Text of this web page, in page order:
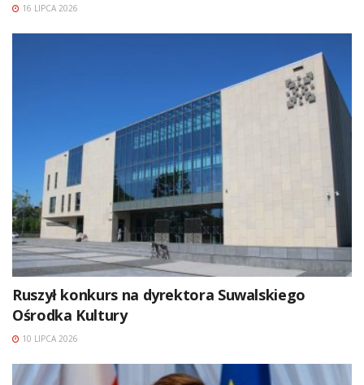
16 LIPCA 2026
Ruszył konkurs na dyrektora Suwalskiego
Ośrodka Kultury
10 LIPCA 2026